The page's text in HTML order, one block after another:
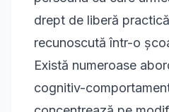
drept de liberă
recunoscută într-o
Există numeroase
cognitiv-